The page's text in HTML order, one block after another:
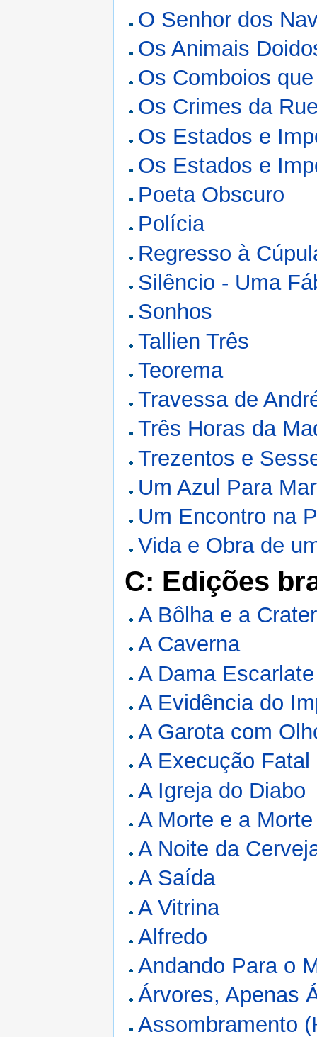
O Senhor dos
Os Animais
Os Comboios
Os Crimes da
Os Estados e
Os Estados e
Poeta Obscuro
Polícia
Regresso à
Silêncio - Uma
Sonhos
Tallien Três
Teorema
Travessa de
Três Horas da
Trezentos e
Um Azul Para
Um Encontro na
Vida e Obra de
C: Edições
A Bôlha e a
A Caverna
A Dama Escarlate
A Evidência do
A Garota com
A Execução Fatal
A Igreja do Diabo
A Morte e a
A Noite da
A Saída
A Vitrina
Alfredo
Andando Para o
Árvores, Apenas
Assombramento